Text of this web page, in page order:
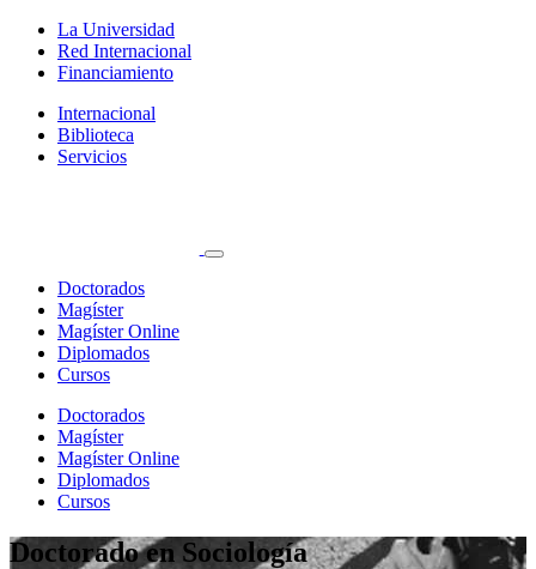
La Universidad
Red Internacional
Financiamiento
Internacional
Biblioteca
Servicios
Doctorados
Magíster
Magíster Online
Diplomados
Cursos
Doctorados
Magíster
Magíster Online
Diplomados
Cursos
Doctorado en Sociología